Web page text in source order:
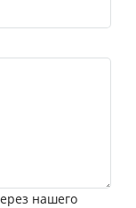
нашего